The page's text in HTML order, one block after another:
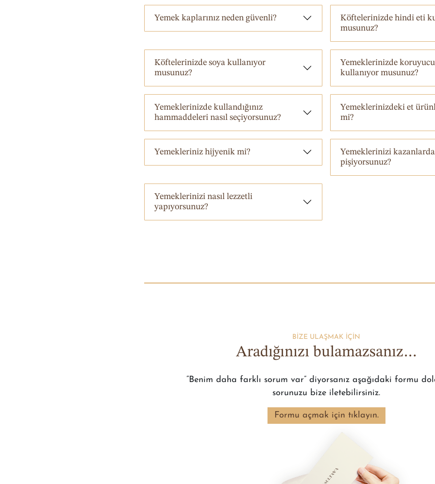
Yemek kaplarınız neden güvenli?
Köftelerinizde hindi eti
musunuz?
Köftelerinizde soya kullanıyor
musunuz?
Yemeklerinizde
kullanıyor musunuz?
Yemeklerinizde kullandığınız
hammaddeleri nasıl seçiyorsunuz?
Yemeklerinizdeki et
mi?
Yemekleriniz hijyenik mi?
Yemeklerinizi kazanlarda
pişiyorsunuz?
Yemeklerinizi nasıl lezzetli
yapıyorsunuz?
BİZE ULAŞMAK İÇİN
Aradığınızı bulamazsanız…
“Benim daha farklı sorum var” diyorsanız aşağıdaki formu
sorunuzu bize iletebilirsiniz.
Formu açmak için tıklayın.